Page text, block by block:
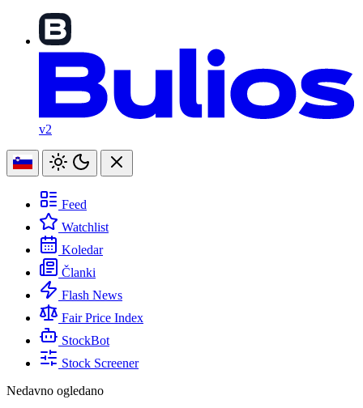
v2
Feed
Watchlist
Koledar
Članki
Flash News
Fair Price Index
StockBot
Stock Screener
Nedavno ogledano